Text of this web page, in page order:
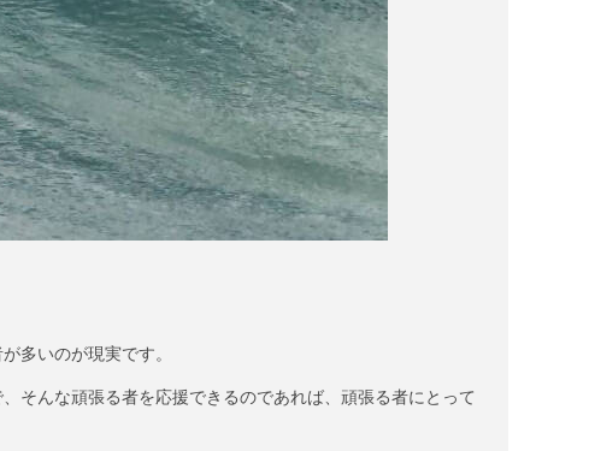
多いのが現実です。
そんな頑張る者を応援できるのであれば、頑張る者にとって